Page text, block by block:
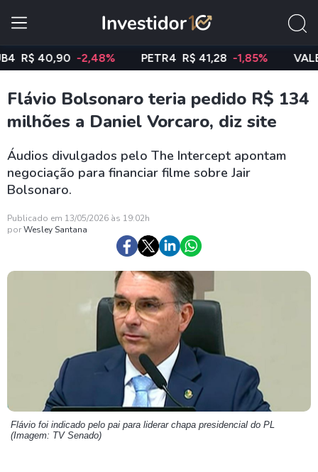
40,90 -2,48% PETR4 R$ 41,28 -1,85% VALE3
Flávio Bolsonaro teria pedido R$ 134
milhões a Daniel Vorcaro, diz site
Áudios divulgados pelo The Intercept apontam
negociação para financiar filme sobre Jair
Bolsonaro.
Publicado em 13/05/2026 às 19:02h
porWesley Santana
Flávio foi indicado pelo pai para liderar chapa presidencial do PL
(Imagem: TV Senado)